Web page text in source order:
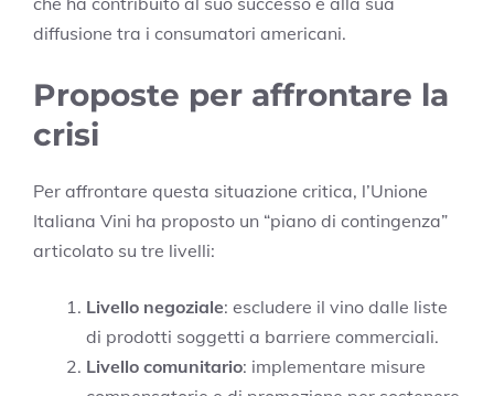
diffusione tra i consumatori americani.
Proposte per affrontare la
crisi
Per affrontare questa situazione critica, l’Unione
Italiana Vini ha proposto un “piano di contingenza”
articolato su tre livelli:
Livello negoziale: escludere il vino dalle liste
di prodotti soggetti a barriere commerciali.
Livello comunitario: implementare misure